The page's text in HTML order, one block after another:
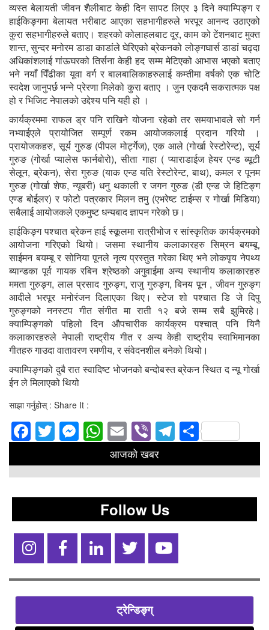
व्यस्त बेलायती जीवन शैलीबाट केही दिन सापट लिएर ३ दिने क्याम्पिङ्ग र
हाईकिङ्गमा बेलायत भरीबाट आएका सहभागीहरुले भरपूर आनन्द उठाएको
कुरा सहभागीहरुले बताए। शहरको कोलाहलबाट दूर, काम को टेंशनबाट मुक्त
शान्त, सुन्दर मनोरम डाडा काडांले घेरिएको ब्रेकनको लोङ्गघार्स डाडां चढ्दा
अधिकांशलाई गांऊघरको तिर्सना केही हद सम्म मेटिएको आभास भएको बताए
भने नयाँ पिँढीका यूवा वर्ग र बालबालिकाहरुलाई कम्तीमा वर्षको एक चोटि
स्वदेश जानुपर्छ भन्ने प्रेरणा मिलेको कुरा बताए । जुन एकदमै सकरात्मक पक्ष
हो र भिजिट नेपालको उद्देश्य पनि यही हो ।
कार्यक्रममा राफल ड्र पनि राखिने योजना रहेको तर समयाभावले सो गर्न
नभ्याईएले प्रायोजित सम्पूर्ण रकम आयोजकलाई प्रदान गरियो ।
प्रायोजकहरु, सूर्य गुरुङ (पीपल मोर्ट्गेज), एक आले (गोर्खा रेस्टोरेन्ट), सूर्य
गुरुङ (गोर्खा प्यालेस फार्नबोरो), सीता गाहा ( प्याराडाईज हेयर एन्ड ब्यूटी
सेलून, ब्रेकन), सेरा गुरुङ (याक एन्ड यति रेस्टोरेन्ट, बाथ), कमल र पूनम
गुरुङ (गोर्खा शेफ, न्यूबरी) धनु थकाली र जगन गुरुङ (डी एन्ड जे हिटिङ्ग
एण्ड बोईलर) र फोटो पत्रकार मिलन तमु (एभरेष्ट टाईम्स र गोर्खा मिडिया)
सबैलाई आयोजकले एकमुष्ट धन्यबाद ज्ञापन गरेको छ।
हाईकिङ्ग पश्चात ब्रेकन हाई स्कूलमा रात्रीभोज र सांस्कृतिक कार्यक्रमको
आयोजना गरिएको थियो। जसमा स्थानीय कलाकारहरु सिम्रन बयम्बू,
साईमन बयम्बू र सोनिया पूनले नृत्य प्रस्तुत गरेका थिए भने लोकपृय नेपथ्य
ब्यान्डका पूर्व गायक रबिन श्रेष्ठको अगुवाईमा अन्य स्थानीय कलाकारहरु
ममता गुरुङ्ग, लाल प्रसाद गुरुङ्ग, राजु गुरुङ्ग, बिनय पून , जीवन गुरुङ्ग
आदीले भरपूर मनोरंजन दिलाएका थिए। स्टेज शो पश्चात डि जे दिपु
गुरुङ्गको ननस्टप गीत संगीत मा राती १२ बजे सम्म सबै झुमिरहे।
क्याम्पिङ्गको पहिलो दिन औपचारीक कार्यक्रम पश्चात् पनि यिनै
कलाकारहरुले नेपाली राष्ट्रीय गीत र अन्य केही राष्ट्रीय स्वाभिमानका
गीतहरु गाउदा वातावरण रमणीय, र संवेदनशील बनेको थियो।
क्याम्पिङ्गको दुबै रात स्वादिष्ट भोजनको बन्दोबस्त ब्रेकन स्थित द न्यू गोर्खा
ईन ले मिलाएको थियो
साझा गर्नुहोस् : Share It :
Facebook
Twitter
Messenger
WhatsApp
EmailViberTelegram
Share
आजको खबर
Follow Us
ट्रेन्डिङ्ग्